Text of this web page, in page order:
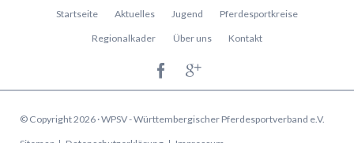
Navigation
Startseite Aktuelles Jugend Pferdesportkreise
Regionalkader Über uns Kontakt
© Copyright 2026 · WPSV - Württembergischer Pferdesportverband e.V.